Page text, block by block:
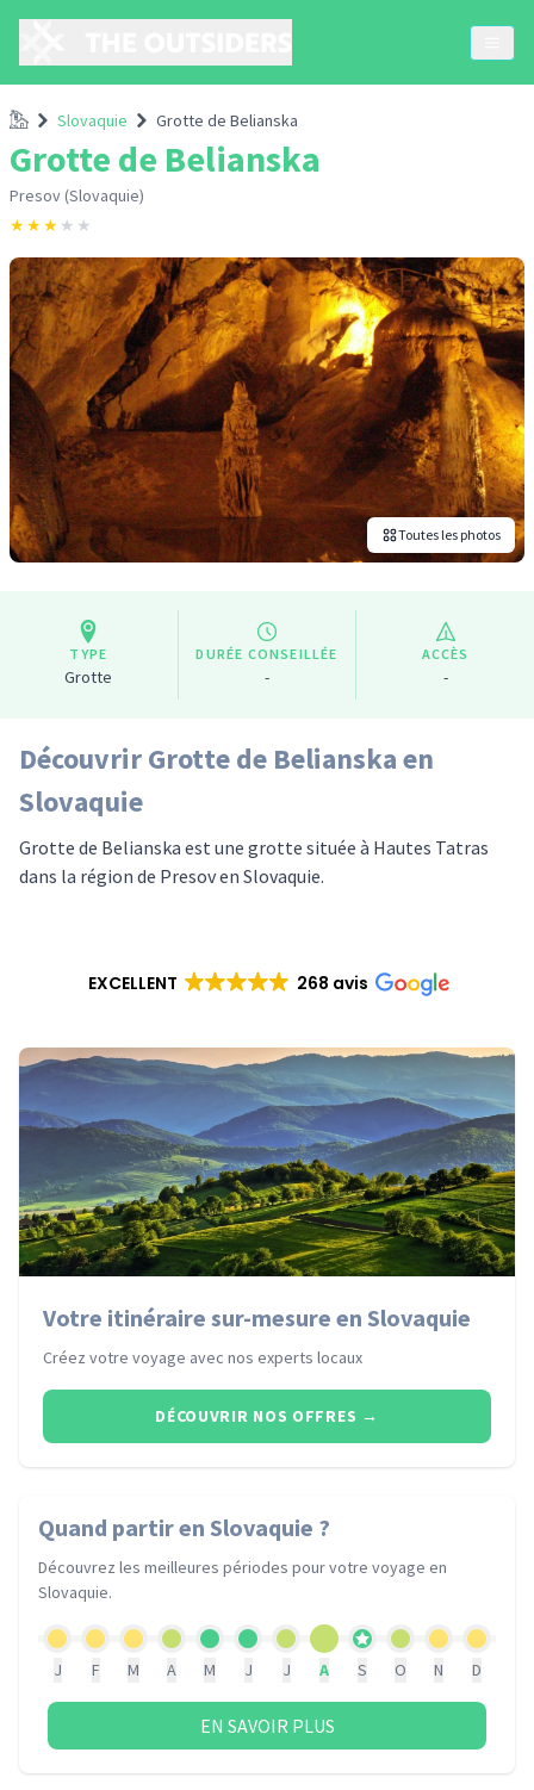
AccueilSlovaquie Grotte de Belianska
Grotte de Belianska
Presov (Slovaquie)
★★★ ★ ★
Toutes les photos
TYPE
Grotte
DURÉE CONSEILLÉE
-
ACCÈS
-
Découvrir Grotte de Belianska en
Slovaquie
Grotte de Belianska est une grotte située à Hautes Tatras
dans la région de Presov en Slovaquie.
EXCELLENT 268 avis
Votre itinéraire sur-mesure en Slovaquie
Créez votre voyage avec nos experts locaux
DÉCOUVRIR NOS OFFRES →
Quand partiren Slovaquie ?
Découvrez les meilleures périodes pour votre voyage en
Slovaquie.
J F M A M J J A S O N D
EN SAVOIR PLUS